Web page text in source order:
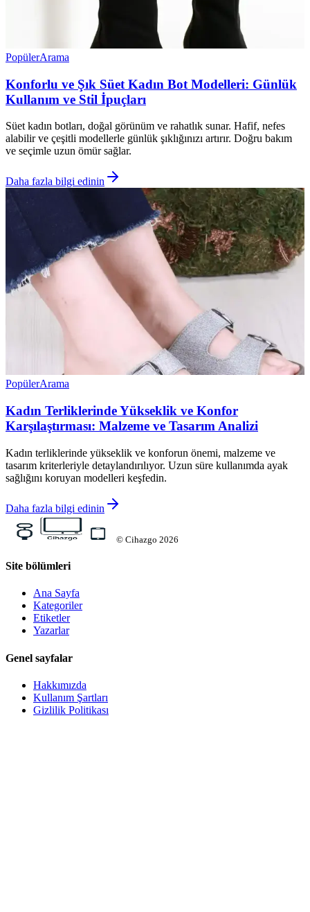
PopülerArama
Konforlu ve Şık Süet Kadın Bot Modelleri: Günlük
Kullanım ve Stil İpuçları
Süet kadın botları, doğal görünüm ve rahatlık sunar. Hafif, nefes
alabilir ve çeşitli modellerle günlük şıklığınızı artırır. Doğru bakım
ve seçimle uzun ömür sağlar.
Daha fazla bilgi edinin
PopülerArama
Kadın Terliklerinde Yükseklik ve Konfor
Karşılaştırması: Malzeme ve Tasarım Analizi
Kadın terliklerinde yükseklik ve konforun önemi, malzeme ve
tasarım kriterleriyle detaylandırılıyor. Uzun süre kullanımda ayak
sağlığını koruyan modelleri keşfedin.
Daha fazla bilgi edinin
© Cihazgo 2026
Site bölümleri
Ana Sayfa
Kategoriler
Etiketler
Yazarlar
Genel sayfalar
Hakkımızda
Kullanım Şartları
Gizlilik Politikası